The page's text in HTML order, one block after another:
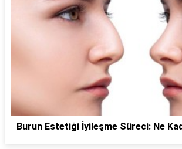
Burun Estetiği İyileşme Süreci: Ne